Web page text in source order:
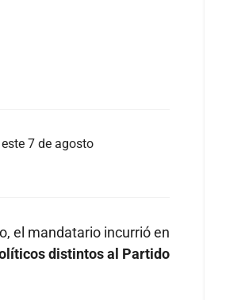
7 de agosto
el mandatario incurrió en
distintos al Partido